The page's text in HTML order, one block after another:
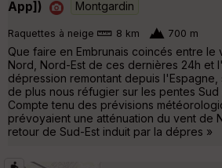
App])
Montgardin
Raquettes à neige 8 km 700 m
Que faire en Embrunais coincés entre le
Nord, Nord-Est de ces dernières 24h et
dépression remontant depuis l'Espagne,
de plus nous réfugier sur les pentes
Compte tenu des prévisions
prévoyaient une atténuation du vent de
retour de Sud-Est induit par la dépres »